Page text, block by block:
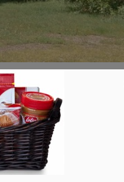
ou non. C’est la
effet, si le toit laisse passer